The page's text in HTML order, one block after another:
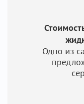
Одно из